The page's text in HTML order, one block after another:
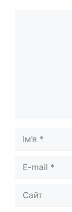
Ім’я
Сайт